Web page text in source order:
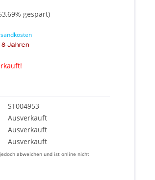
gespart)
ST004953
Ausverkauft
Ausverkauft
Ausverkauft
abweichen und ist online nicht